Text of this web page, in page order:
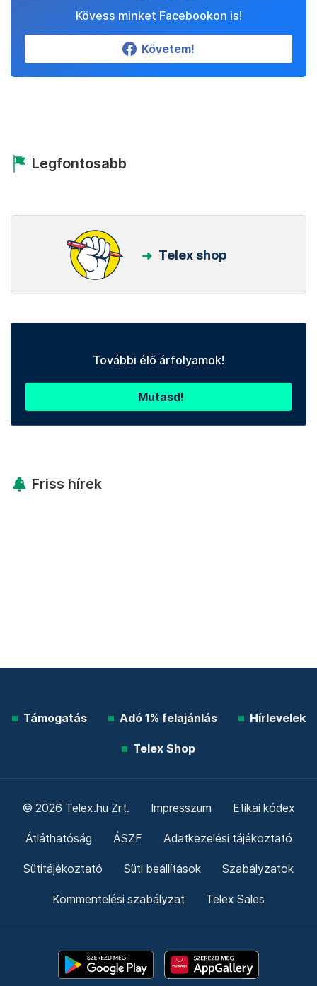
Kövess minket Facebookon is!
Követem!
Legfontosabb
Telex shop
További élő árfolyamok!
Mutasd!
Friss hírek
Támogatás Adó 1% felajánlás Hírlevelek
Telex Shop
© 2026 Telex.hu Zrt. Impresszum Etikai kódex
Átláthatóság ÁSZF Adatkezelési tájékoztató
Sütitájékoztató Süti beállítások Szabályzatok
Kommentelési szabályzat Telex Sales